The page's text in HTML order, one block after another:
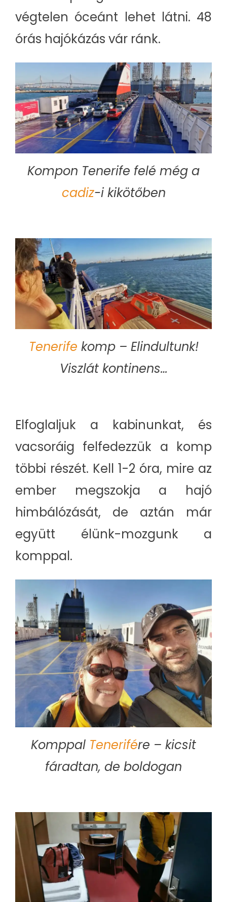
végtelen óceánt lehet látni. 48
órás hajókázás vár ránk.
Kompon Tenerife felé még a
cadiz-i kikötőben
Tenerife komp – Elindultunk!
Viszlát kontinens…
Elfoglaljuk a kabinunkat, és
vacsoráig felfedezzük a komp
többi részét. Kell 1-2 óra, mire az
ember megszokja a hajó
himbálózását, de aztán már
együtt élünk-mozgunk a
komppal.
Komppal Tenerifére – kicsit
fáradtan, de boldogan